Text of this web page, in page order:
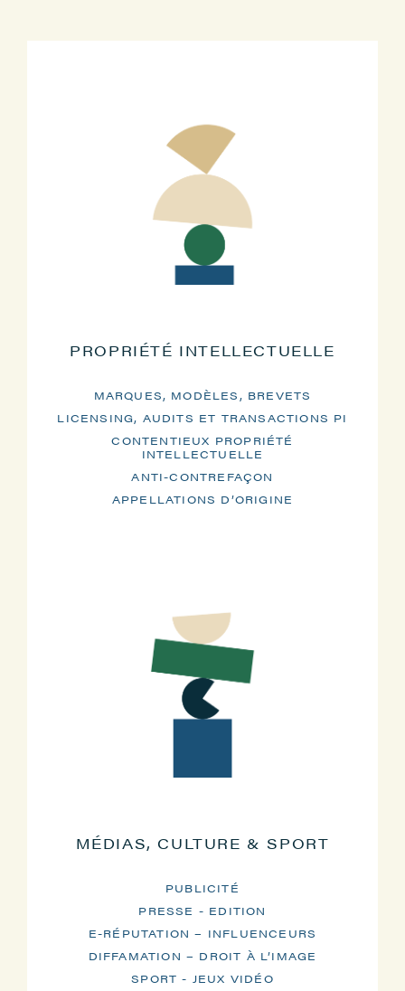
PROPRIÉTÉ INTELLECTUELLE
MARQUES, MODÈLES, BREVETS
LICENSING, AUDITS ET TRANSACTIONS PI
CONTENTIEUX PROPRIÉTÉ
INTELLECTUELLE
ANTI-CONTREFAÇON
APPELLATIONS D’ORIGINE
MÉDIAS, CULTURE & SPORT
PUBLICITÉ
PRESSE - EDITION
E-RÉPUTATION – INFLUENCEURS
DIFFAMATION – DROIT À L’IMAGE
SPORT - JEUX VIDÉO